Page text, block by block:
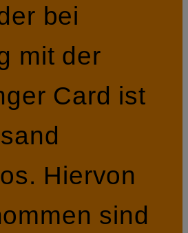
bei
mit der
Card ist
Hiervon
sind